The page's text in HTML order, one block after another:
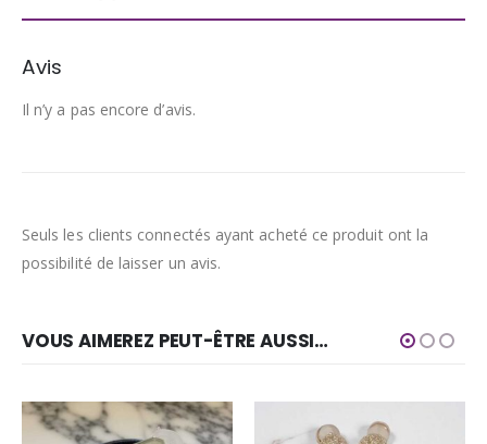
Avis
Il n’y a pas encore d’avis.
Seuls les clients connectés ayant acheté ce produit ont la
possibilité de laisser un avis.
VOUS AIMEREZ PEUT-ÊTRE AUSSI…